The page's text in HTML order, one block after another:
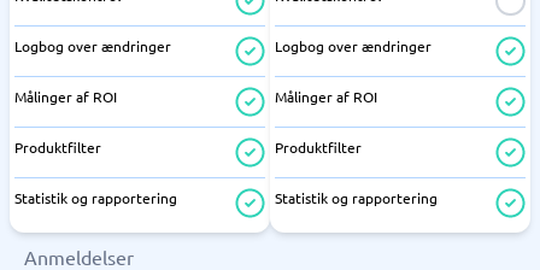
Logbog over ændringer
Målinger af ROI
Produktfilter
Statistik og rapportering
Logbog over ændringer
Målinger af ROI
Produktfilter
Statistik og rapportering
Anmeldelser